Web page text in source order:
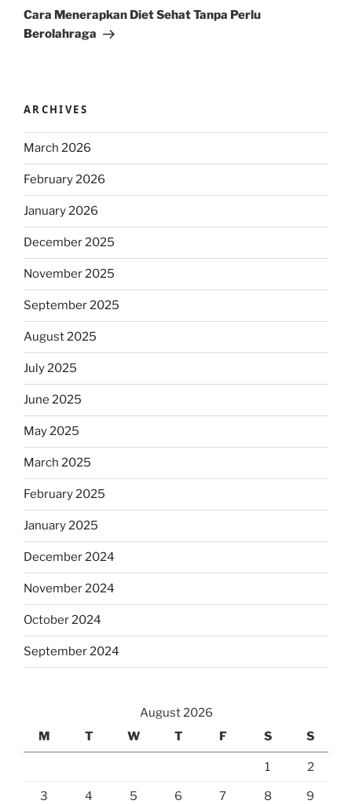
Post
Cara Menerapkan Diet Sehat Tanpa Perlu
Berolahraga
ARCHIVES
March 2026
February 2026
January 2026
December 2025
November 2025
September 2025
August 2025
July 2025
June 2025
May 2025
March 2025
February 2025
January 2025
December 2024
November 2024
October 2024
September 2024
August 2026
M
T W T F S S
1 2
3 4 5 6 7 8 9